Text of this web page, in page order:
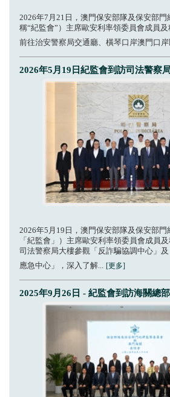
2026年7月21日，澳門保安部隊及保安部門
稱“紀監會”）主席歐安利率領委員會成員
前往治安警察局交通廳、橫琴口岸澳門口
2026年5月19日紀監會到訪司法警察
2026年5月19日，澳門保安部隊及保安部
「紀監會」）主席歐安利率領委員會成員
司法警察局大樓參觀「反詐騙協調中心」
應急中心」，深入了解... [更多]
2025年9月26日 - 紀監會到訪海關總